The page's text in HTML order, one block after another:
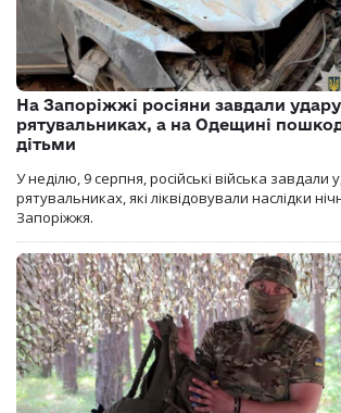
На Запоріжжі росіяни завдали
рятувальниках, а на Одещині
дітьми
У неділю, 9 серпня, російські війська завдали
рятувальниках, які ліквідовували наслідки
Запоріжжя.